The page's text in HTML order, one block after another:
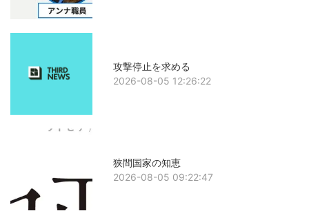
攻撃停止を求める
2026-08-05 12:26:22
狭間国家の知恵
2026-08-05 09:22:47